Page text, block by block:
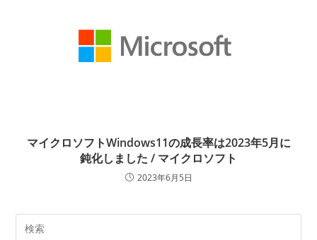
マイクロソフトWindows11の成長率は2023年5月に
鈍化しました / マイクロソフト
2023年6月5日